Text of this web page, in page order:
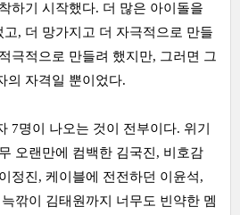
하기 시작했다. 더 많은 아이돌을
, 더 망가지고 더 자극적으로 만들
극적으로 만들려 했지만, 그러면 그
의 자격일 뿐이었다.
7명이 나오는 것이 전부이다. 위기
오랜만에 컴백한 김국진, 비호감
정진, 케이블에 전전하던 이윤석,
깎이 김태원까지 너무도 빈약한 멤